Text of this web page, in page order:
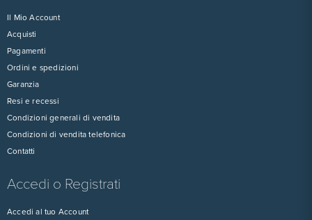
Il Mio Account
Acquisti
Pagamenti
Ordini e spedizioni
Garanzia
Resi e recessi
Condizioni generali di vendita
Condizioni di vendita telefonica
Contatti
Accedi o Registrati
Accedi al tuo Account